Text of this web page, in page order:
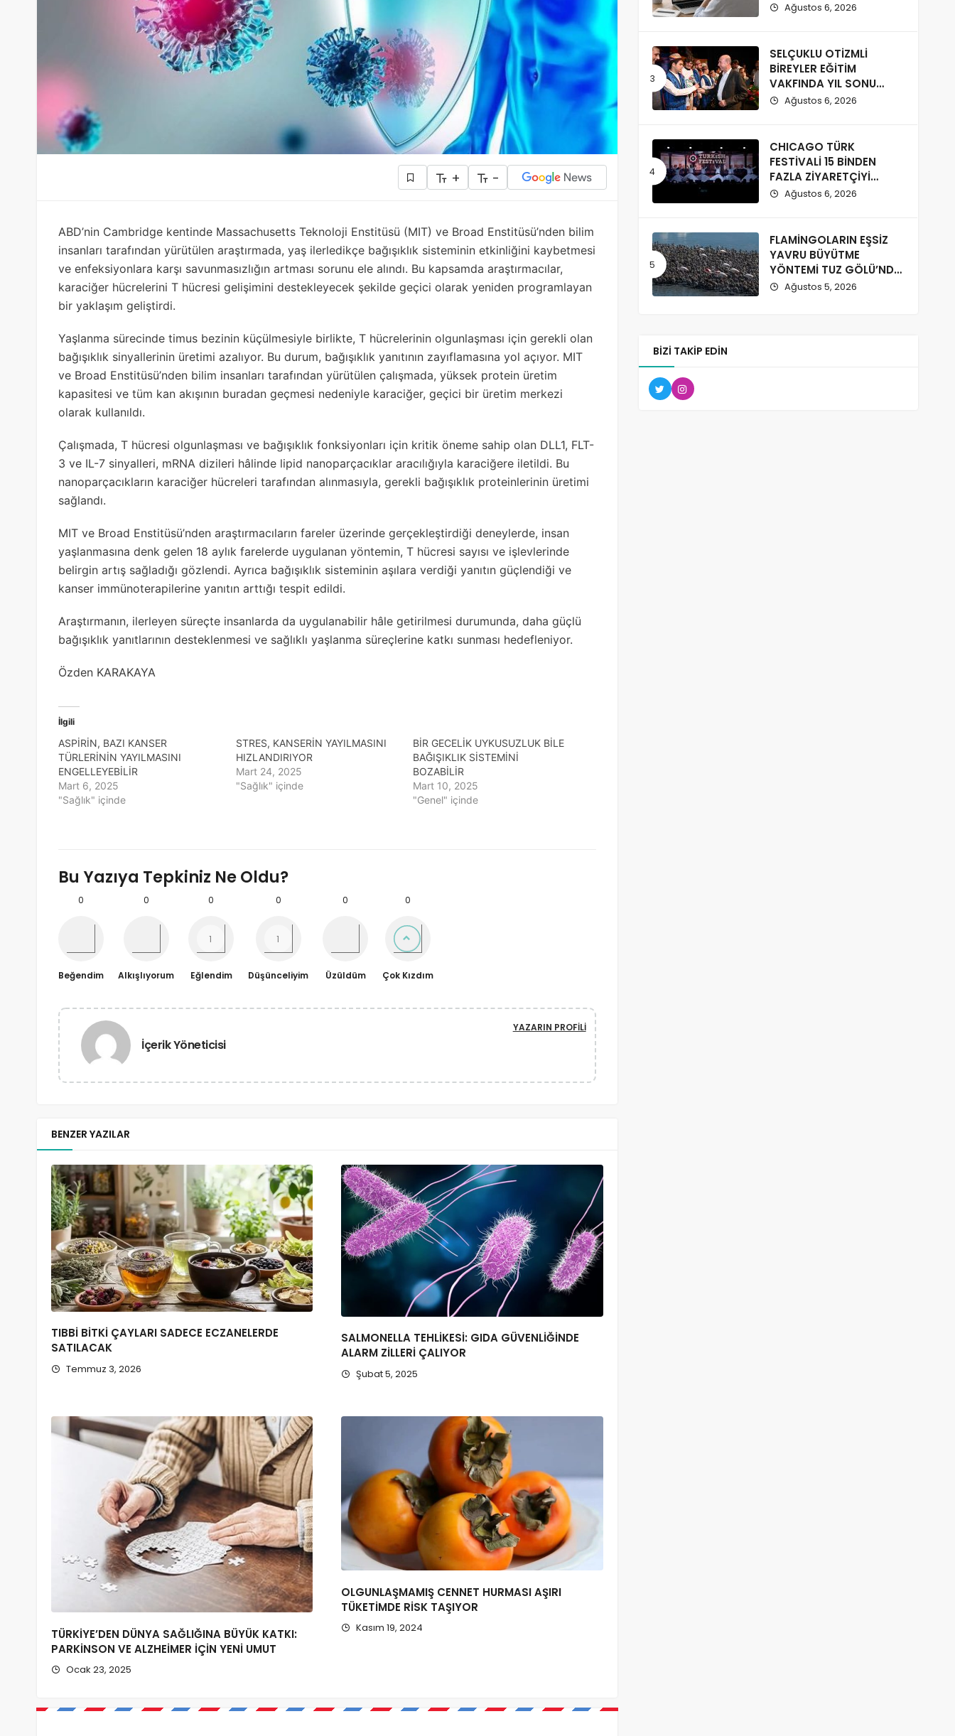
+ -
ABD’nin Cambridge kentinde Massachusetts Teknoloji Enstitüsü (MIT) ve Broad Enstitüsü’nden bilim
insanları tarafından yürütülen araştırmada, yaş ilerledikçe bağışıklık sisteminin etkinliğini kaybetmesi
ve enfeksiyonlara karşı savunmasızlığın artması sorunu ele alındı. Bu kapsamda araştırmacılar,
karaciğer hücrelerini T hücresi gelişimini destekleyecek şekilde geçici olarak yeniden programlayan
bir yaklaşım geliştirdi.
Yaşlanma sürecinde timus bezinin küçülmesiyle birlikte, T hücrelerinin olgunlaşması için gerekli olan
bağışıklık sinyallerinin üretimi azalıyor. Bu durum, bağışıklık yanıtının zayıflamasına yol açıyor. MIT
ve Broad Enstitüsü’nden bilim insanları tarafından yürütülen çalışmada, yüksek protein üretim
kapasitesi ve tüm kan akışının buradan geçmesi nedeniyle karaciğer, geçici bir üretim merkezi
olarak kullanıldı.
Çalışmada, T hücresi olgunlaşması ve bağışıklık fonksiyonları için kritik öneme sahip olan DLL1, FLT-
3 ve IL-7 sinyalleri, mRNA dizileri hâlinde lipid nanoparçacıklar aracılığıyla karaciğere iletildi. Bu
nanoparçacıkların karaciğer hücreleri tarafından alınmasıyla, gerekli bağışıklık proteinlerinin üretimi
sağlandı.
MIT ve Broad Enstitüsü’nden araştırmacıların fareler üzerinde gerçekleştirdiği deneylerde, insan
yaşlanmasına denk gelen 18 aylık farelerde uygulanan yöntemin, T hücresi sayısı ve işlevlerinde
belirgin artış sağladığı gözlendi. Ayrıca bağışıklık sisteminin aşılara verdiği yanıtın güçlendiği ve
kanser immünoterapilerine yanıtın arttığı tespit edildi.
Araştırmanın, ilerleyen süreçte insanlarda da uygulanabilir hâle getirilmesi durumunda, daha güçlü
bağışıklık yanıtlarının desteklenmesi ve sağlıklı yaşlanma süreçlerine katkı sunması hedefleniyor.
Özden KARAKAYA
İlgili
ASPİRİN, BAZI KANSER
TÜRLERİNİN YAYILMASINI
ENGELLEYEBİLİR
Mart 6, 2025
"Sağlık" içinde
STRES, KANSERİN YAYILMASINI
HIZLANDIRIYOR
Mart 24, 2025
"Sağlık" içinde
BİR GECELİK UYKUSUZLUK BİLE
BAĞIŞIKLIK SİSTEMİNİ
BOZABİLİR
Mart 10, 2025
"Genel" içinde
Bu Yazıya Tepkiniz Ne Oldu?
0
Beğendim
0
Alkışlıyorum
0
Eğlendim
0
Düşünceliyim
0
Üzüldüm
0
Çok Kızdım
İçerik Yöneticisi
YAZARIN PROFILI
BENZER YAZILAR
TIBBİ BİTKİ ÇAYLARI SADECE ECZANELERDE
SATILACAK
Temmuz 3, 2026
SALMONELLA TEHLİKESİ: GIDA GÜVENLİĞİNDE
ALARM ZİLLERİ ÇALIYOR
Şubat 5, 2025
TÜRKİYE’DEN DÜNYA SAĞLIĞINA BÜYÜK KATKI:
PARKİNSON VE ALZHEİMER İÇİN YENİ UMUT
Ocak 23, 2025
OLGUNLAŞMAMIŞ CENNET HURMASI AŞIRI
TÜKETİMDE RİSK TAŞIYOR
Kasım 19, 2024
Ağustos 6, 2026
SELÇUKLU OTİZMLİ
BİREYLER EĞİTİM
VAKFINDA YIL SONU
COŞKUSU
Ağustos 6, 2026
CHICAGO TÜRK
FESTİVALİ 15 BİNDEN
FAZLA ZİYARETÇİYİ
AĞIRLADI
Ağustos 6, 2026
FLAMİNGOLARIN EŞSİZ
YAVRU BÜYÜTME
YÖNTEMİ TUZ GÖLÜ’NDE
GÖZLENDİ
Ağustos 5, 2026
BIZI TAKIP EDIN